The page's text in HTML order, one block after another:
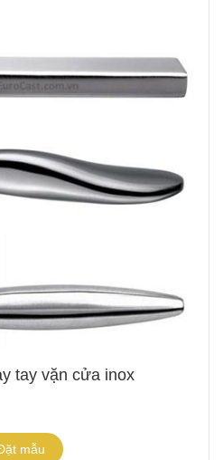
tay vặn cửa inox
mẫu